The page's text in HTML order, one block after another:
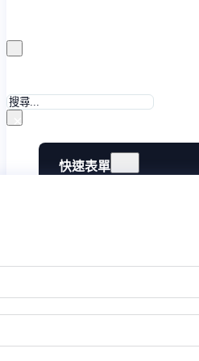
搜
×
快速表單